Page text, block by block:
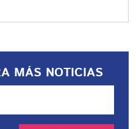
MÁS NOTICIAS